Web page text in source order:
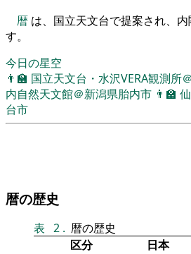
暦 は、国立天文台で提案され、
す。
今日の星空
👨‍🏫 国立天文台・水沢VERA観測所
内自然天文館＠新潟県胎内市 👨‍🏫
台市
暦の歴史
表 2 . 暦の歴史
区分
日本